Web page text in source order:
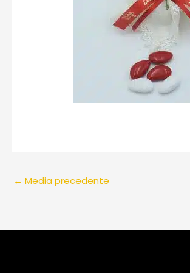
← Media precedente